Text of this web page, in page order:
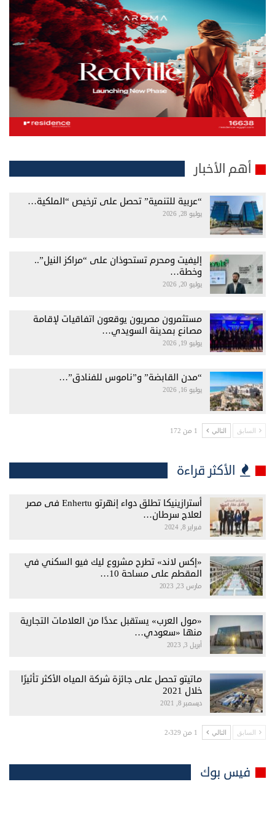
أهم الأخبار
“عربية للتنمية” تحصل على ترخيص “الملكية…
يوليو 28, 2026
إليفيت ومحرم تستحوذان على “مراكز النيل”..
وخطة…
يوليو 20, 2026
مستثمرون مصريون يوقعون اتفاقيات لإقامة
مصانع بمدينة السويدي…
يوليو 19, 2026
“مدن القابضة” و”ناموس للفنادق”…
يوليو 16, 2026
السابق التالي 1 من 172
الأكثر قراءة
أسترازينيكا تطلق دواء إنهرتو Enhertu فى مصر
لعلاج سرطان…
فبراير 8, 2024
«إكس لاند» تطرح مشروع ليك فيو السكني في
المقطم على مساحة 10…
مارس 23, 2023
«مول العرب» يستقبل عددًا من العلامات التجارية
منها «سعودي…
أبريل 3, 2023
ماتيتو تحصل على جائزة شركة المياه الأكثر تأثيرًا
خلال 2021
ديسمبر 8, 2021
السابق التالي 1 من 2٬329
فيس بوك